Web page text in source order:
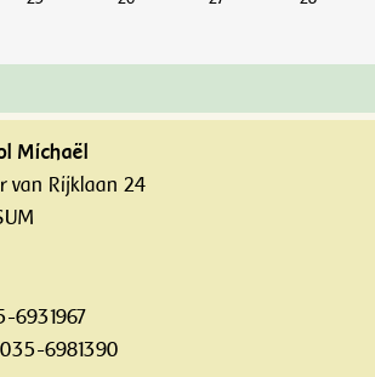
Michaël
van Rijklaan 24
6931967
6981390